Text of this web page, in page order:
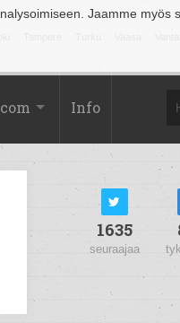
Jaamme myös
Info
1635
seuraajaa